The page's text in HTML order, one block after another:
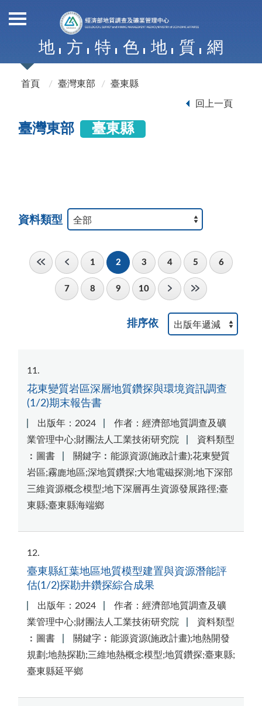
地 方 特 色 地 質 網
首頁 臺灣東部 臺東縣
回上一頁
臺灣東部 臺東縣
資料類型
1 2 3 4 5 6
7 8 9 10
排序依
11
花東變質岩區深層地質鑽探與環境資訊調查
(1/2)期末報告書
出版年：2024
作者：經濟部地質調查及礦
業管理中心;財團法人工業技術研究院
資料類型
︰圖書
關鍵字︰能源資源(施政計畫);花東變質
岩區;霧鹿地區;深地質鑽探;大地電磁探測;地下深部
三維資源概念模型;地下深層再生資源發展路徑;臺
東縣;臺東縣海端鄉
12
臺東縣紅葉地區地質模型建置與資源潛能評
估(1/2)探勘井鑽探綜合成果
出版年：2024
作者：經濟部地質調查及礦
業管理中心;財團法人工業技術研究院
資料類型
︰圖書
關鍵字︰能源資源(施政計畫);地熱開發
規劃;地熱探勘;三維地熱概念模型;地質鑽探;臺東縣;
臺東縣延平鄉